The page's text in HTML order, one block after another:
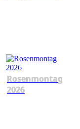
Rosenmontag
2026